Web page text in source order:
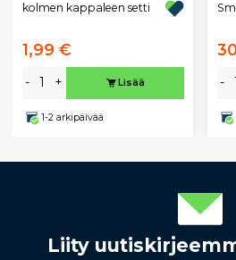
kolmen kappaleen setti
1,99 €
- + Lisää
1-2 arkipäivää
-
Liity